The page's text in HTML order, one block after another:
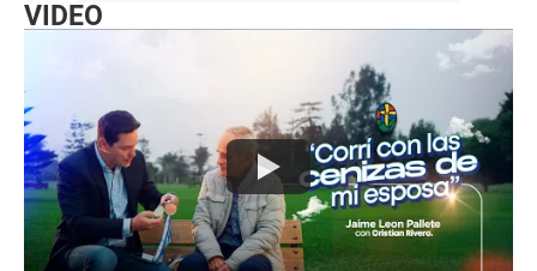
VIDEO